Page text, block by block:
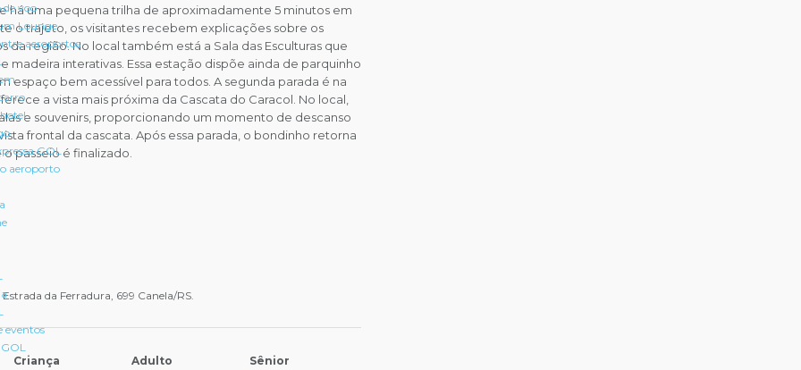
voo
Lounge
aeroportos
GOL
aeroporto
eventos
há uma pequena trilha de aproximadamente 5 minutos em
o trajeto, os visitantes recebem explicações sobre os
da região. No local também está a Sala das Esculturas que
madeira interativas. Essa estação dispõe ainda de parquinho
espaço bem acessível para todos. A segunda parada é na
a vista mais próxima da Cascata do Caracol. No local,
e souvenirs, proporcionando um momento de descanso
frontal da cascata. Após essa parada, o bondinho retorna
passeio é finalizado.
da Ferradura, 699 Canela/RS.
Criança Adulto Sênior